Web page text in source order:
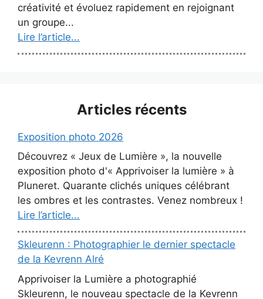
créativité et évoluez rapidement en rejoignant
un groupe...
Lire l’article...
Articles récents
Exposition photo 2026
Découvrez « Jeux de Lumière », la nouvelle
exposition photo d'« Apprivoiser la lumière » à
Pluneret. Quarante clichés uniques célébrant
les ombres et les contrastes. Venez nombreux !
Lire l’article...
Skleurenn : Photographier le dernier spectacle
de la Kevrenn Alré
Apprivoiser la Lumière a photographié
Skleurenn, le nouveau spectacle de la Kevrenn